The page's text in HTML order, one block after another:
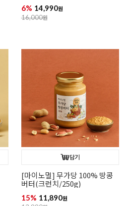
6% 14,990원
16,000원
담기
[마이노멀] 무가당 100% 땅콩
버터(크런치/250g)
15% 11,890원